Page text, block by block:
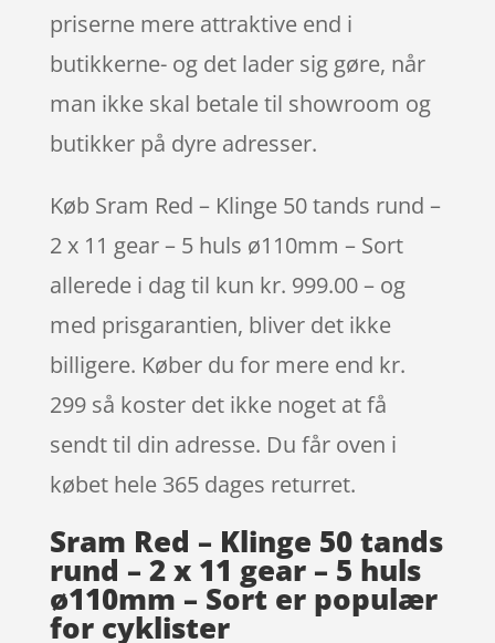
priserne mere attraktive end i
butikkerne- og det lader sig gøre, når
man ikke skal betale til showroom og
butikker på dyre adresser.
Køb Sram Red – Klinge 50 tands rund –
2 x 11 gear – 5 huls ø110mm – Sort
allerede i dag til kun kr. 999.00 – og
med prisgarantien, bliver det ikke
billigere. Køber du for mere end kr.
299 så koster det ikke noget at få
sendt til din adresse. Du får oven i
købet hele 365 dages returret.
Sram Red – Klinge 50 tands
rund – 2 x 11 gear – 5 huls
ø110mm – Sort er populær
for cyklister